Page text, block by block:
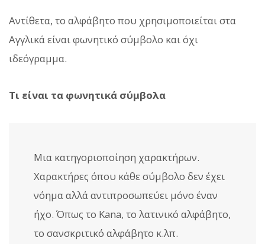
Αντίθετα, το αλφάβητο που χρησιμοποιείται στα
Αγγλικά είναι φωνητικό σύμβολο και όχι
ιδεόγραμμα.
Τι είναι τα φωνητικά σύμβολα
Μια κατηγοριοποίηση χαρακτήρων.
Χαρακτήρες όπου κάθε σύμβολο δεν έχει
νόημα αλλά αντιπροσωπεύει μόνο έναν
ήχο. Όπως το Kana, το λατινικό αλφάβητο,
το σανσκριτικό αλφάβητο κ.λπ.